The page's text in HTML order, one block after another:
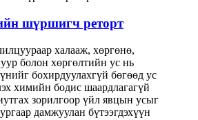
шүршигч реторт
халааж, хөргөнө,
болон хөргөлтийн ус нь
бохирдуулахгүй бөгөөд ус
химийн бодис шаардлагагүй
зорилгоор үйл явцын усыг
дамжуулан бүтээгдэхүүн